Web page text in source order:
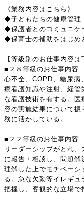
《業務内容はこちら》
◆子どもたちの健康管理
◆保護者とのコミュニケ
◆保育士の補助をはじめ
【等級別のお仕事内容は
■２８等級のお仕事内容
心不全、COPD、糖尿病
療看護知識や注射、経管
な看護技術を有する。医
容の実施結果について振
務に活かしている。
■２２等級のお仕事内容
リーダーシップがとれ
に報告・相談し、問題
理解した上でモチベーシ
る。急な欠勤等イレギ
把握し、客観的な立場で